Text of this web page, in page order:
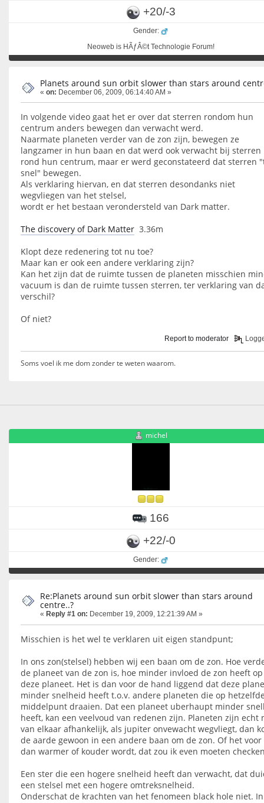
+20/-3
Gender:
Neoweb is HÃƒÂ©t Technologie Forum!
Planets around sun orbit slower than stars around
« on: December 06, 2009, 06:14:40 AM »
In volgende video gaat het er over dat sterren rondom hun
centrum anders bewegen dan verwacht werd.
Naarmate planeten verder van de zon zijn, bewegen ze
langzamer in hun baan en dat werd ook verwacht bij sterren
rond hun centrum, maar er werd geconstateerd dat sterren
snel" bewegen.
Als verklaring hiervan, en dat sterren desondanks niet
wegvliegen van het stelsel,
wordt er het bestaan verondersteld van Dark matter.
The discovery of Dark Matter 3.36m
Klopt deze redenering tot nu toe?
Maar kan er ook een andere verklaring zijn?
Kan het zijn dat de ruimte tussen de planeten misschien
vacuum is dan de ruimte tussen sterren, ter verklaring van
verschil?
Of niet?
Report to moderator
Soms voel ik me dom zonder te weten waarom.
michel
166
+22/-0
Gender:
Re:Planets around sun orbit slower than stars around
centre..?
« Reply #1 on: December 19, 2009, 12:21:39 AM »
Misschien is het wel te verklaren uit eigen standpunt;
In ons zon(stelsel) hebben wij een baan om de zon. Hoe
de planeet van de zon is, hoe minder invloed de zon heeft op
deze planeet. Het is dan voor de hand liggend dat deze
minder snelheid heeft t.o.v. andere planeten die op
middelpunt draaien. Dat een planeet uberhaupt minder
heeft, kan een veelvoud van redenen zijn. Planeten zijn echt
van elkaar afhankelijk, als jupiter onvewacht wegvliegt, dan
de aarde gewoon in een andere baan om de zon. Of het voor
dan warmer of kouder wordt, dat zou ik even moeten
Een ster die een hogere snelheid heeft dan verwacht, dat
een stelsel met een hogere omtreksnelheid.
Onderschat de krachten van het fenomeen black hole niet.